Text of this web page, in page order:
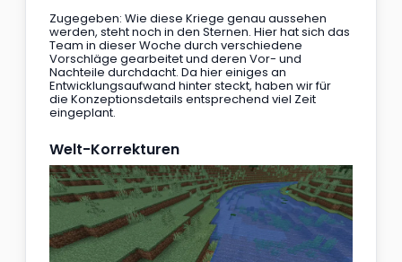
Zugegeben: Wie diese Kriege genau aussehen
werden, steht noch in den Sternen. Hier hat sich das
Team in dieser Woche durch verschiedene
Vorschläge gearbeitet und deren Vor- und
Nachteile durchdacht. Da hier einiges an
Entwicklungsaufwand hinter steckt, haben wir für
die Konzeptionsdetails entsprechend viel Zeit
eingeplant.
Welt-Korrekturen